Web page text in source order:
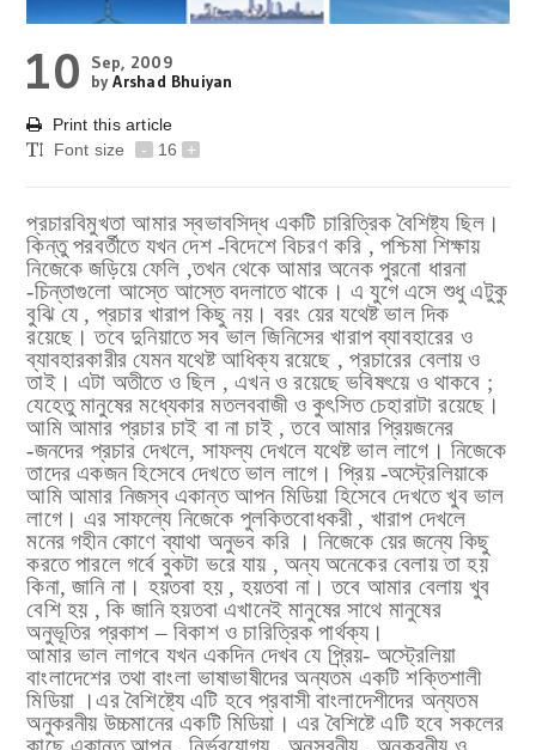
10
Sep, 2009
byArshad Bhuiyan
Print this article
Font size
- 16 +
প্রচারবিমুখতা আমার স্বভাবসিদ্ধ একটি চারিত্রিক বৈশিষ্ট্য ছিল।
কিন্তু পরবর্তীতে যখন দেশ -বিদেশে বিচরণ করি , পশ্চিমা শিক্ষায়
নিজেকে জড়িয়ে ফেলি ,তখন থেকে আমার অনেক পুরনো ধারনা
-চিন্তাগুলো আস্তে আস্তে বদলাতে থাকে। এ যুগে এসে শুধু এটুকু
বুঝি যে , প্রচার খারাপ কিছু নয়। বরং য়ের যথেষ্ট ভাল দিক
রয়েছে। তবে দুনিয়াতে সব ভাল জিনিসের খারাপ ব্যাবহারের ও
ব্যাবহারকারীর যেমন যথেষ্ট আধিক্য রয়েছে , প্রচারের বেলায় ও
তাই। এটা অতীতে ও ছিল , এখন ও রয়েছে ভবিষৎয়ে ও থাকবে ;
যেহেতু মানুষের মধ্যেকার মতলববাজী ও কুৎসিত চেহারাটা রয়েছে।
আমি আমার প্রচার চাই বা না চাই , তবে আমার প্রিয়জনের
-জনদের প্রচার দেখলে, সাফল্য দেখলে যথেষ্ট ভাল লাগে। নিজেকে
তাদের একজন হিসেবে দেখতে ভাল লাগে। প্রিয় -অস্ট্রেলিয়াকে
আমি আমার নিজস্ব একান্ত আপন মিডিয়া হিসেবে দেখতে খুব ভাল
লাগে। এর সাফল্যে নিজেকে পুলকিতবোধকরী , খারাপ দেখলে
মনের গহীন কোণে ব্যাথা অনুভব করি । নিজেকে য়ের জন্যে কিছু
করতে পারলে গর্বে বুকটা ভরে যায় , অন্য অনেকের বেলায় তা হয়
কিনা, জানি না। হয়তবা হয় , হয়তবা না। তবে আমার বেলায় খুব
বেশি হয় , কি জানি হয়তবা এখানেই মানুষের সাথে মানুষের
অনুভূতির প্রকাশ – বিকাশ ও চারিত্রিক পার্থক্য।
আমার ভাল লাগবে যখন একদিন দেখব যে প্র্রিয়- অস্ট্রেলিয়া
বাংলাদেশের তথা বাংলা ভাষাভাষীদের অন্যতম একটি শক্তিশালী
মিডিয়া ।এর বৈশিষ্ট্যে এটি হবে প্রবাসী বাংলাদেশীদের অন্যতম
অনুকরনীয় উচ্চমানের একটি মিডিয়া। এর বৈশিষ্টে এটি হবে সকলের